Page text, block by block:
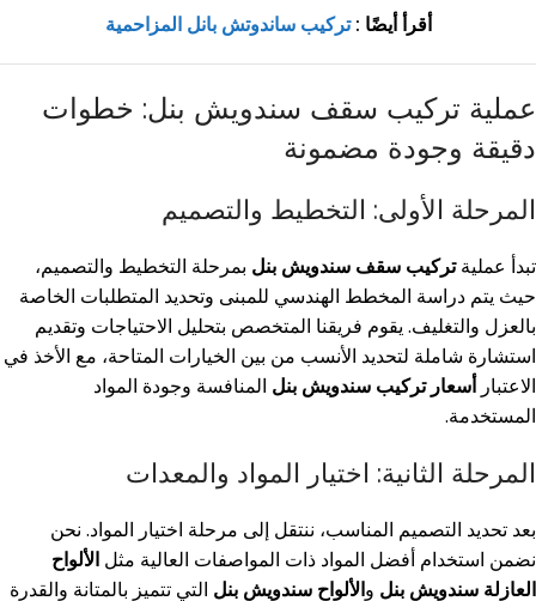
أقرأ أيضًا :تركيب ساندوتش بانل المزاحمية
عملية تركيب سقف سندويش بنل: خطوات
دقيقة وجودة مضمونة
المرحلة الأولى: التخطيط والتصميم
تبدأ عمليةتركيب سقف سندويش بنل بمرحلة التخطيط والتصميم،
حيث يتم دراسة المخطط الهندسي للمبنى وتحديد المتطلبات الخاصة
بالعزل والتغليف. يقوم فريقنا المتخصص بتحليل الاحتياجات وتقديم
استشارة شاملة لتحديد الأنسب من بين الخيارات المتاحة، مع الأخذ في
الاعتبارأسعار تركيب سندويش بنل المنافسة وجودة المواد
المستخدمة.
المرحلة الثانية: اختيار المواد والمعدات
بعد تحديد التصميم المناسب، ننتقل إلى مرحلة اختيار المواد. نحن
نضمن استخدام أفضل المواد ذات المواصفات العالية مثل الألواح
العازلة سندويش بنل والألواح سندويش بنل التي تتميز بالمتانة والقدرة